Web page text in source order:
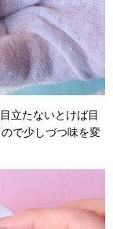
立たないとけば目
で少しづつ味を変